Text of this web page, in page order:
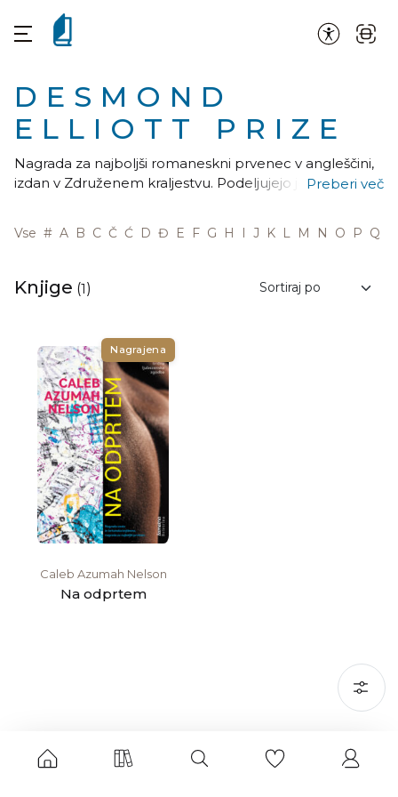
DESMOND
ELLIOTT PRIZE
Nagrada za najboljši romaneskni prvenec v angleščini,
izdan v Združenem kraljestvu. Podeljujejo jo od leta
avtorje romanseknih prvencev v Združenem kraljestvu.
Preberi več
Vse # A B C Č Ć D Đ E F G H I J K L M N O P Q
Knjige (1)
Nagrajena
Caleb Azumah Nelson
Na odprtem